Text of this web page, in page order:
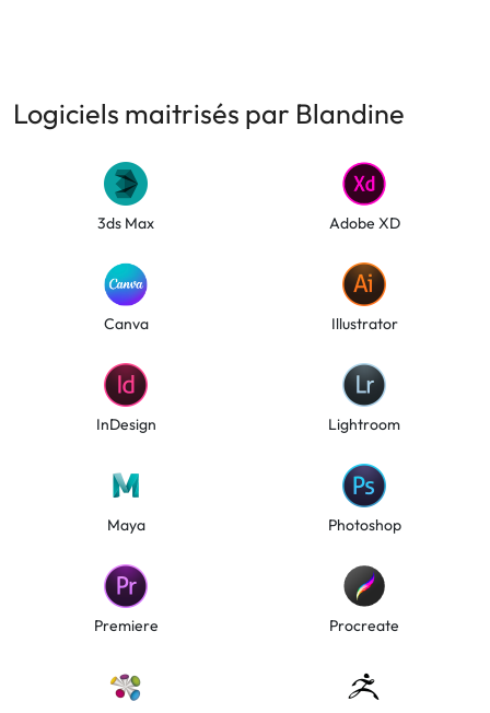
Logiciels maitrisés par Blandine
3ds Max Adobe XD
Canva Illustrator
InDesign Lightroom
Maya Photoshop
Premiere Procreate